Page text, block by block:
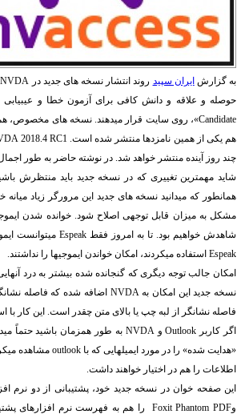
به گزارش ایران سپید روند انتشار نسخه های جدید در NVDA
حوصله و علاقه و دانش کافی برای آزمون خطا و عیبیابی
Candidate»، روی سایت قرار میدهند. نسخه های مخصوص، همان
هم یکی از همین نامزدها منتشر شده است.2018.4 RC1
چند روز آینده منتشر خواهد شد. در نوشته حاضر به طور
شاید مهمترین تغییری که در نسخه جدید باید منتظرش
همانطور که میدانید نسخه های جدید این مرورگر زیاد
مشکل به میزان قابل توجهی اصلاح شود. خوانده شدن
شاهدش خواهیم بود. تا به امروز فقط Espeakمیتوانست
Espeak استفاده میکردند، امکان خواندن ایموجیها را نداشتند.
امکان جالب توجه دیگری که گنجانده شده بیشتر به درد
نسخه جدید این امکان بهNVDA اضافه شده که فاصله
فاصله نشانگر از لبه چپ یا بالای متن چقدر است. این کار با
اگر کاربر OutlookوNVDA به طور همزمان باشید حتماً
«هدایت شده» را در مورد ایمیلهایی که با outlook مشاهده
اطلاعات را هم در اختیار خواهند داشت.
این صفحه خوان در نسخه جدید خود، پشتیبانی از دو نرم
وFoxit Phantom PDF را هم به فهرست نرم افزارهای